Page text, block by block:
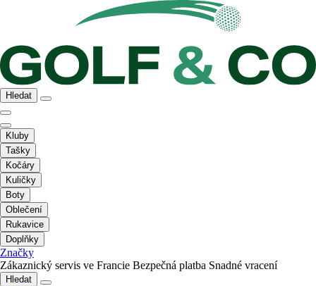
Hledat
Kluby
Tašky
Kočáry
Kuličky
Boty
Oblečení
Rukavice
Doplňky
Značky
Zákaznický servis ve Francie Bezpečná platba Snadné vracení
Hledat